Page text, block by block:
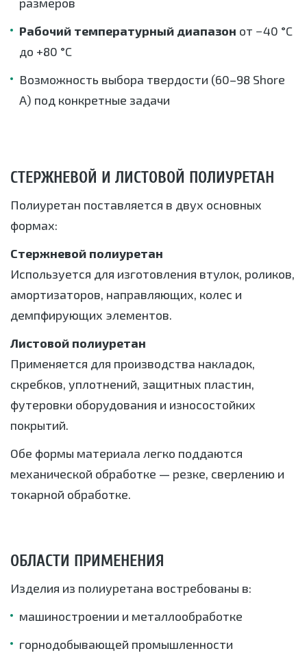
Рабочий температурный диапазон от −40 °C
до +80 °C
Возможность выбора твердости (60–98 Shore
A) под конкретные задачи
СТЕРЖНЕВОЙ И ЛИСТОВОЙ ПОЛИУРЕТАН
Полиуретан поставляется в двух основных
формах:
Стержневой полиуретан
Используется для изготовления втулок, роликов,
амортизаторов, направляющих, колес и
демпфирующих элементов.
Листовой полиуретан
Применяется для производства накладок,
скребков, уплотнений, защитных пластин,
футеровки оборудования и износостойких
покрытий.
Обе формы материала легко поддаются
механической обработке — резке, сверлению и
токарной обработке.
ОБЛАСТИ ПРИМЕНЕНИЯ
Изделия из полиуретана востребованы в:
машиностроении и металлообработке
горнодобывающей промышленности